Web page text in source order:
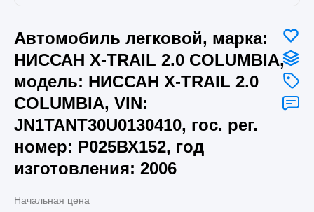
Автомобиль легковой, марка:
НИССАН X-TRAIL 2.0 COLUMBIA,
модель: НИССАН X-TRAIL 2.0
COLUMBIA, VIN:
JN1TANT30U0130410, гос. рег.
номер: Р025ВХ152, год
изготовления: 2006
Начальная цена